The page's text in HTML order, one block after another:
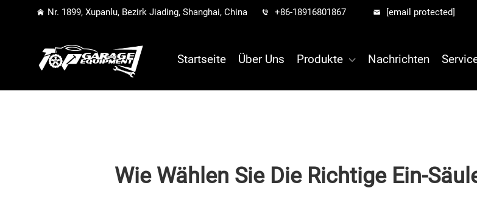
Nr. 1899, Xupanlu, Bezirk Jiading, Shanghai, China +86-18916801867 [email protected]
Startseite Über Uns Produkte Nachrichten
Wie Wählen Sie Die Richtige Ein-